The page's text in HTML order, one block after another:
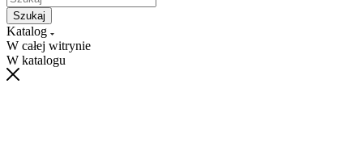
Szukaj
Katalog
W całej witrynie
W katalogu